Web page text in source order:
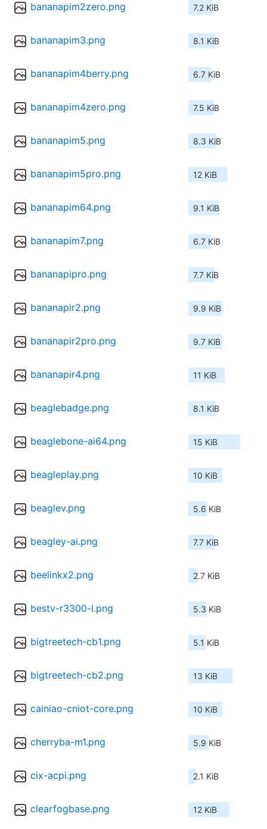
bananapim2zero.png 7.2 KiB
bananapim3.png 8.1 KiB
bananapim4berry.png 6.7 KiB
bananapim4zero.png 7.5 KiB
bananapim5.png 8.3 KiB
bananapim5pro.png 12 KiB
bananapim64.png 9.1 KiB
bananapim7.png 6.7 KiB
bananapipro.png 7.7 KiB
bananapir2.png 9.9 KiB
bananapir2pro.png 9.7 KiB
bananapir4.png 11 KiB
beaglebadge.png 8.1 KiB
beaglebone-ai64.png 15 KiB
beagleplay.png 10 KiB
beaglev.png 5.6 KiB
beagley-ai.png 7.7 KiB
beelinkx2.png 2.7 KiB
bestv-r3300-l.png 5.3 KiB
bigtreetech-cb1.png 5.1 KiB
bigtreetech-cb2.png 13 KiB
cainiao-cniot-core.png 10 KiB
cherryba-m1.png 5.9 KiB
cix-acpi.png 2.1 KiB
clearfogbase.png 12 KiB